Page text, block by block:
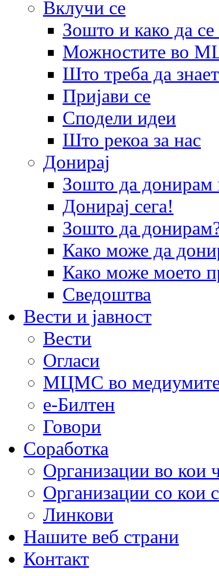
Вклучи се
Зошто и како да
Можностите во
Што треба да
Пријави се
Сподели идеи
Што рекоа за нас
Донирај
Зошто да
Донирај сега!
Зошто да
Како може да
Како може моето
Сведоштва
Вести и јавност
Вести
Огласи
МЦМС во
е-Билтен
Говори
Соработка
Организации во кои
Организации со кои
Линкови
Нашите веб страни
Контакт